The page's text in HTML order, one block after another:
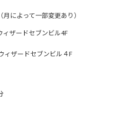
によって一部変更あり）
ィザードセブンビル4F
ィザードセブンビル４F